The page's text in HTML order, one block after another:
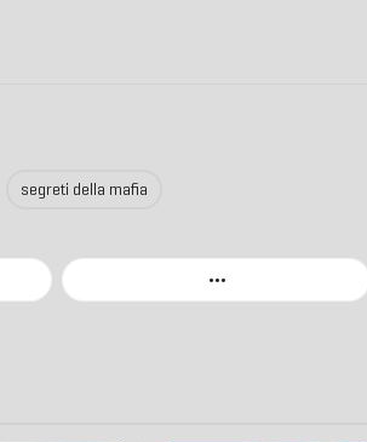
segreti della mafia